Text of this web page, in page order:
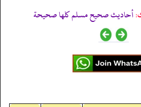
أحاديث صحيح مسلم كلها صحيحة